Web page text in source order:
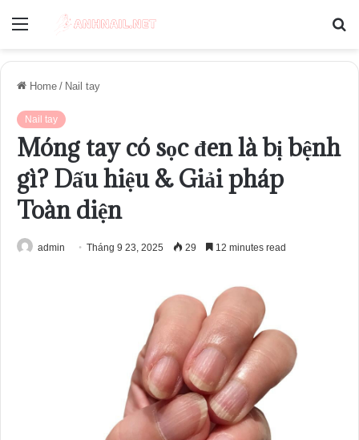
Menu
Home / Nail tay
Nail tay
Móng tay có sọc đen là bị bệnh
gì? Dấu hiệu & Giải pháp
Toàn diện
admin Tháng 9 23, 2025 29 12 minutes read